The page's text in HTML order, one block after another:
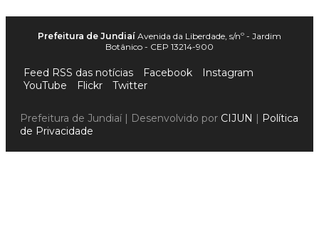
Prefeitura de Jundiaí Avenida da Liberdade, s/nº - Jardim
Botânico - CEP 13214-900
Feed RSS das notícias Facebook
Instagram
YouTube
Flickr Twitter
Prefeitura de Jundiaí | Desenvolvido por CIJUN | Política
de Privacidade